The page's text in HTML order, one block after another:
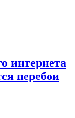
интернета
перебои